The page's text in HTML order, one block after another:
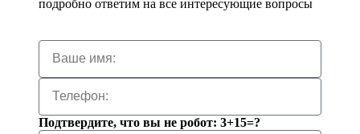
подробно ответим на все интересующие вопросы
Подтвердите, что вы не робот: 3+15=?